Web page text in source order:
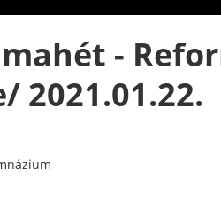
-
2021.01.22.